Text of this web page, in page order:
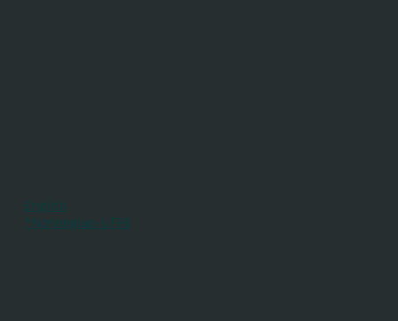
English
*Norwegian-UTF8